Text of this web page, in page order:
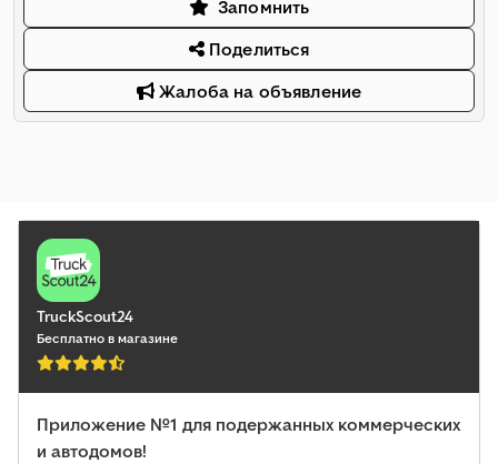
Запомнить
Поделиться
Жалоба на объявление
TruckScout24
Бесплатно в магазине
Приложение №1 для подержанных коммерческих
и автодомов!